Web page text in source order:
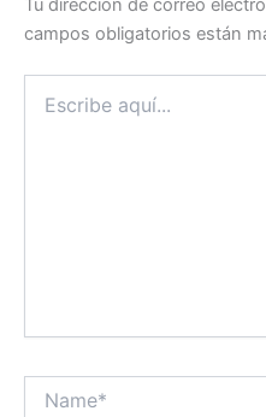
Tu dirección de correo
campos obligatorios están
aquí...